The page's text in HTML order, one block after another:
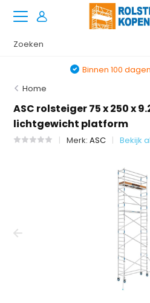
Binnen 100
Home
ASC rolsteiger 75 x 250 x
lichtgewicht platform
Merk:ASC Bekijk